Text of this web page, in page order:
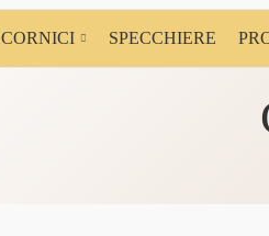
CORNICI SPECCHIERE